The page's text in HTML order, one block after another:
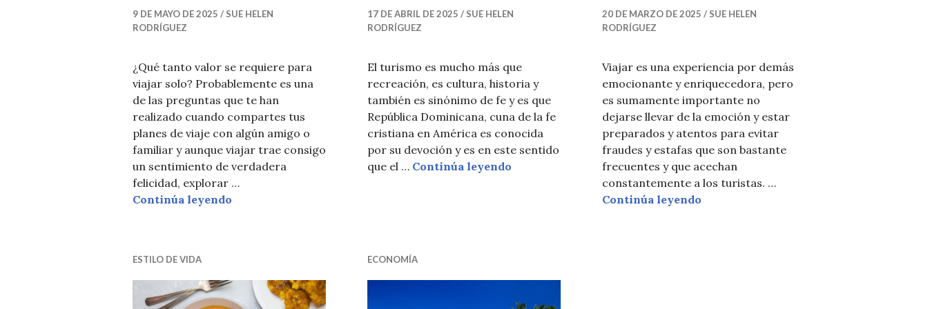
9 DE MAYO DE 2025
SUE HELEN
RODRÍGUEZ
¿Qué tanto valor se requiere para
viajar solo? Probablemente es una
de las preguntas que te han
realizado cuando compartes tus
planes de viaje con algún amigo o
familiar y aunque viajar trae consigo
un sentimiento de verdadera
felicidad, explorar …
Continúa leyendo
17 DE ABRIL DE 2025
SUE HELEN
RODRÍGUEZ
El turismo es mucho más que
recreación, es cultura, historia y
también es sinónimo de fe y es que
República Dominicana, cuna de la fe
cristiana en América es conocida
por su devoción y es en este sentido
que el … Continúa leyendo 5 destinos imperdibles para vivir el turismo de fe en Semana Santa
20 DE MARZO DE 2025
SUE HELEN
RODRÍGUEZ
Viajar es una experiencia por demás
emocionante y enriquecedora, pero
es sumamente importante no
dejarse llevar de la emoción y estar
preparados y atentos para evitar
fraudes y estafas que son bastante
frecuentes y que acechan
constantemente a los turistas. …
Continúa leyendo
ESTILO DE VIDA ECONOMÍA